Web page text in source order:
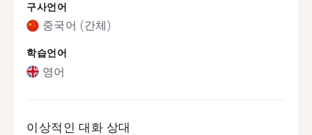
구사언어
중국어 (간체)
학습언어
영어
이상적인 대화 상대